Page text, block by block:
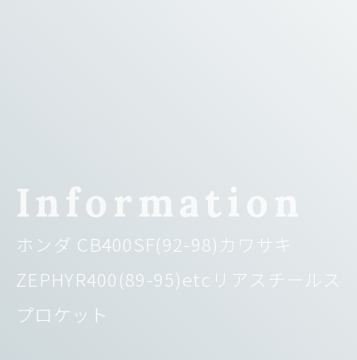
Information
ホンダ CB400SF(92-98)カワサキ
ZEPHYR400(89-95)etcリアスチールス
プロケット